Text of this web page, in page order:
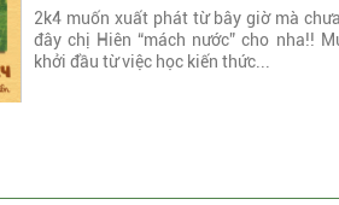
2k4 muốn xuất phát từ bây giờ mà
đây chị Hiên “mách nước” cho nha!!
khởi đầu từ việc học kiến thức...